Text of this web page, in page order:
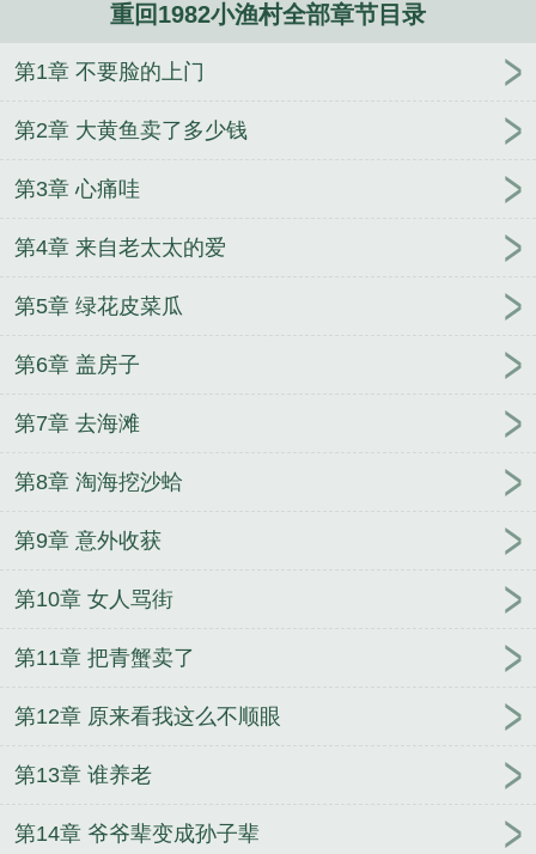
重回1982小渔村全部章节目录
第1章 不要脸的上门
第2章 大黄鱼卖了多少钱
第3章 心痛哇
第4章 来自老太太的爱
第5章 绿花皮菜瓜
第6章 盖房子
第7章 去海滩
第8章 淘海挖沙蛤
第9章 意外收获
第10章 女人骂街
第11章 把青蟹卖了
第12章 原来看我这么不顺眼
第13章 谁养老
第14章 爷爷辈变成孙子辈